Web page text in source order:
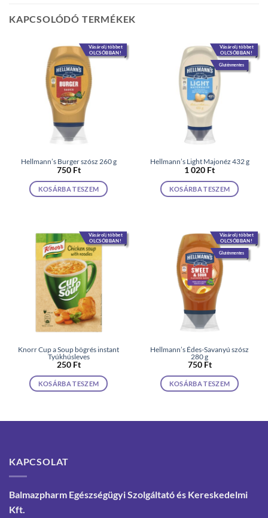
KAPCSOLÓDÓ TERMÉKEK
Vásárolj többet
OLCSÓBBAN!
Hellmann’s Burger szósz 260 g
750 Ft
KOSÁRBA TESZEM
Vásárolj többet
OLCSÓBBAN!
Gluténmentes
Hellmann’s Light Majonéz 432 g
1 020 Ft
KOSÁRBA TESZEM
Vásárolj többet
OLCSÓBBAN!
Knorr Cup a Soup bögrés instant
Tyúkhúsleves
250 Ft
KOSÁRBA TESZEM
Vásárolj többet
OLCSÓBBAN!
Gluténmentes
Hellmann’s Édes-Savanyú szósz
280 g
750 Ft
KOSÁRBA TESZEM
KAPCSOLAT
Balmazpharm Egészségügyi Szolgáltató és Kereskedelmi
Kft.